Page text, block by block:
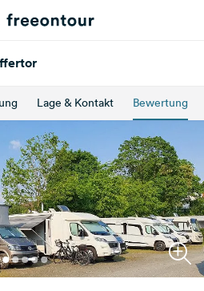
Lage & Kontakt Bewertung